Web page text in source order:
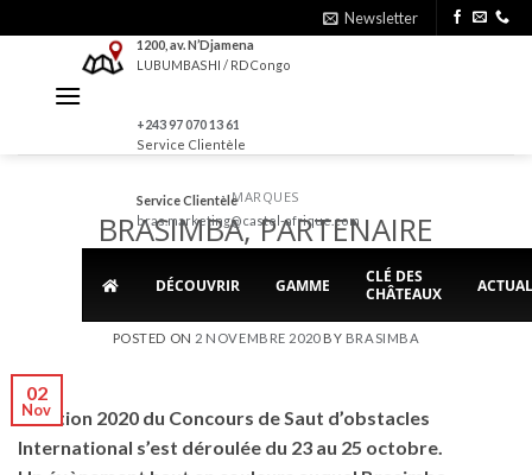
to
Newsletter
1200, av. N’Djamena
LUBUMBASHI / RDCongo
+243 97 070 13 61
Service Clientèle
Service Clientèle
bras.marketing@castel-afrique.com
DÉCOUVRIR GAMME
CLÉ DES
CHÂTEAUX
MARQUES
BRASIMBA, PARTENAIRE
HISTORIQUE DU CSI
POSTED ON 2 NOVEMBRE 2020 BY BRASIMBA
02
Nov
L’édition 2020 du Concours de Saut d’obstacles
International s’est déroulée du 23 au 25 octobre.